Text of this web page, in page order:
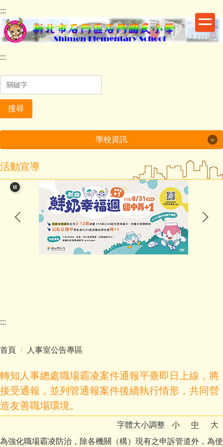
跳
到
主
要
內
:::
:::
搜尋
學校資訊
學校資訊
關於石小
行政處室
活動宣導
:::
首頁 人事室公告專區
轉知人事總處職場霸凌案件通報平臺即日上線，將
接受通報，並列管通報案件後續執行情形，共同營
造友善職場環境。
字體大小調整 小 中
大
為強化職場霸凌防治，除各機關（構）現有之申訴管道外，為使